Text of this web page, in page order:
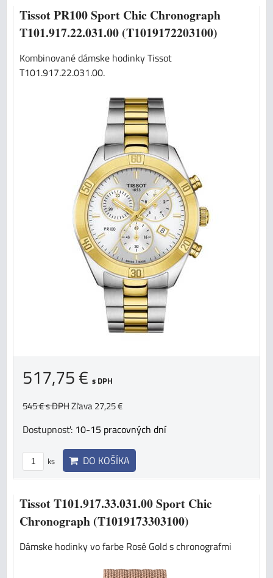
Tissot PR100 Sport Chic Chronograph
T101.917.22.031.00 (T1019172203100)
Kombinované dámske hodinky Tissot
T101.917.22.031.00.
517,75 € s DPH
545 €s DPHZľava 27,25 €
Dostupnosť: 10-15 pracovných dní
ks DO KOŠÍKA
Tissot T101.917.33.031.00 Sport Chic
Chronograph (T1019173303100)
Dámske hodinky vo farbe Rosé Gold s chronografmi